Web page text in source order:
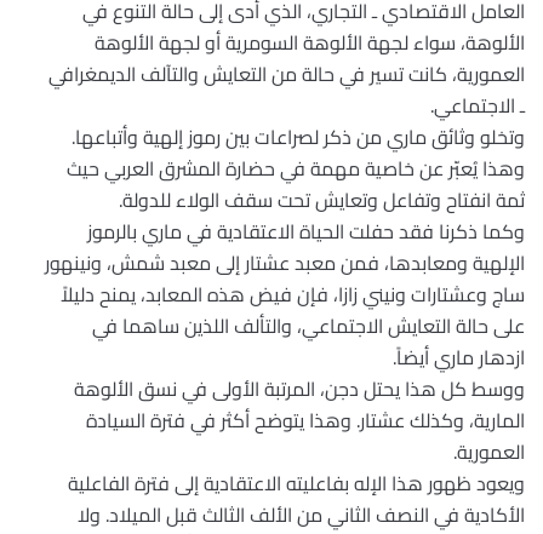
العامل الاقتصادي ـ التجاري، الذي أدى إلى حالة التنوع في
الألوهة، سواء لجهة الألوهة السومرية أو لجهة الألوهة
العمورية، كانت تسير في حالة من التعايش والتآلف الديمغرافي
ـ الاجتماعي.
وتخلو وثائق ماري من ذكر لصراعات بين رموز إلهية وأتباعها.
وهذا يُعبّر عن خاصية مهمة في حضارة المشرق العربي حيث
ثمة انفتاح وتفاعل وتعايش تحت سقف الولاء للدولة.
وكما ذكرنا فقد حفلت الحياة الاعتقادية في ماري بالرموز
الإلهية ومعابدها، فمن معبد عشتار إلى معبد شمش، ونينهور
ساج وعشتارات ونيني زازا، فإن فيض هذه المعابد، يمنح دليلاً
على حالة التعايش الاجتماعي، والتألف اللذين ساهما في
ازدهار ماري أيضاً.
ووسط كل هذا يحتل دجن، المرتبة الأولى في نسق الألوهة
المارية، وكذلك عشتار. وهذا يتوضح أكثر في فترة السيادة
العمورية.
ويعود ظهور هذا الإله بفاعليته الاعتقادية إلى فترة الفاعلية
الأكادية في النصف الثاني من الألف الثالث قبل الميلاد. ولا